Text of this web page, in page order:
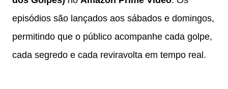
episódios são lançados aos sábados e domingos,
permitindo que o público acompanhe cada golpe,
cada segredo e cada reviravolta em tempo real.